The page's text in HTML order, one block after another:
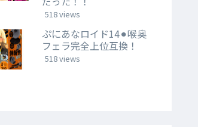
518 views
ぷにあなロイド14⚫︎喉奥
フェラ完全上位互換！
518 views